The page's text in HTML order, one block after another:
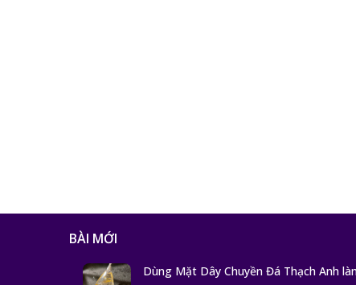
BÀI MỚI
Dùng Mặt Dây Chuyền Đá Thạch Anh